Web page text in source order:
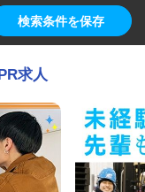
検索条件を保存
求人